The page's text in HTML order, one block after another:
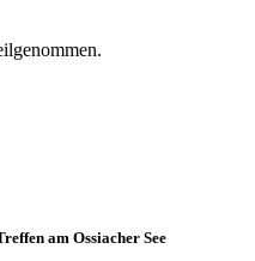
am Ossiacher See